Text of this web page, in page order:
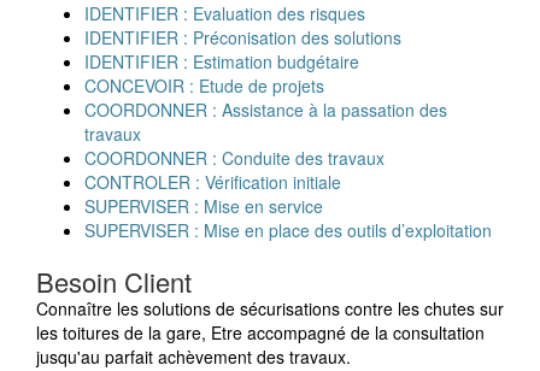
IDENTIFIER : Evaluation des risques
IDENTIFIER : Préconisation des solutions
IDENTIFIER : Estimation budgétaire
CONCEVOIR : Etude de projets
COORDONNER : Assistance à la passation des
travaux
COORDONNER : Conduite des travaux
CONTROLER : Vérification initiale
SUPERVISER : Mise en service
SUPERVISER : Mise en place des outils d’exploitation
Besoin Client
Connaître les solutions de sécurisations contre les chutes sur
les toitures de la gare, Etre accompagné de la consultation
jusqu'au parfait achèvement des travaux.